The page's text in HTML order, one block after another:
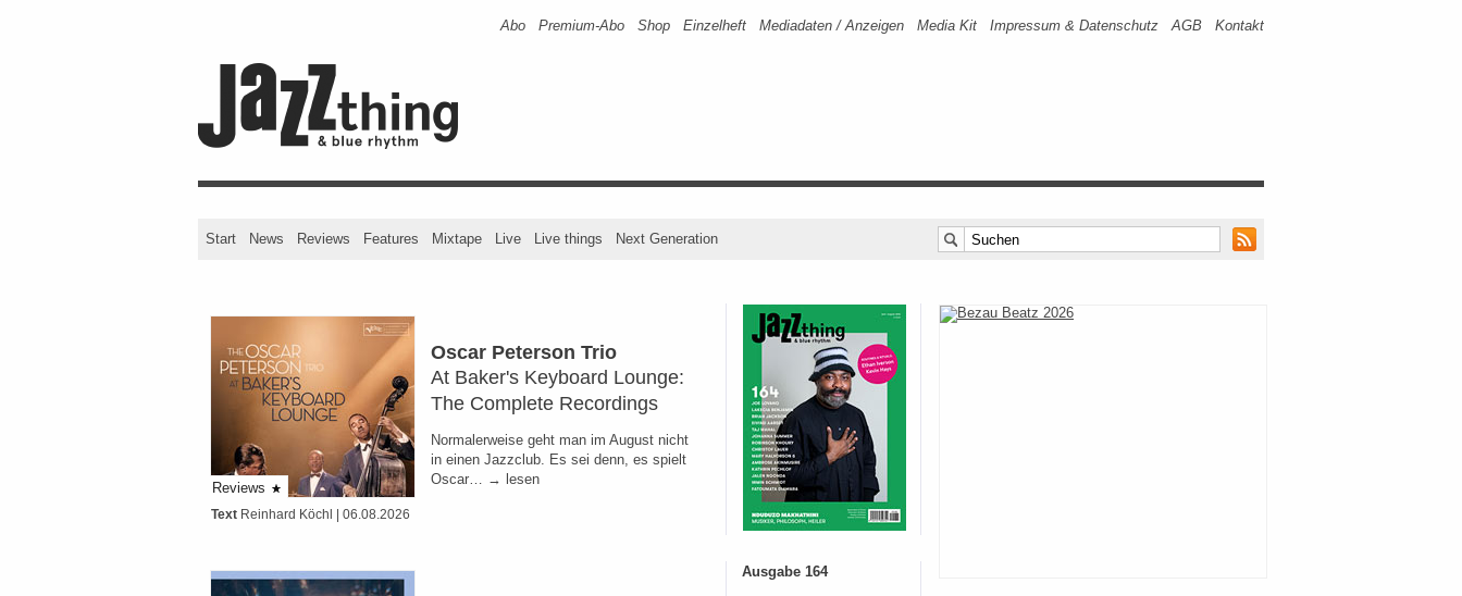
Abo Premium-Abo Shop Einzelheft Mediadaten / Anzeigen Media Kit Impressum & Datenschutz AGB Kontakt
Start News Reviews Features Mixtape Live Live things Next Generation
Reviews
Oscar Peterson Trio
At Baker's Keyboard Lounge:
The Complete Recordings
Normalerweise geht man im August nicht
in einen Jazzclub. Es sei denn, es spielt
Oscar… → lesen
Text Reinhard Köchl | 06.08.2026
Ausgabe 164